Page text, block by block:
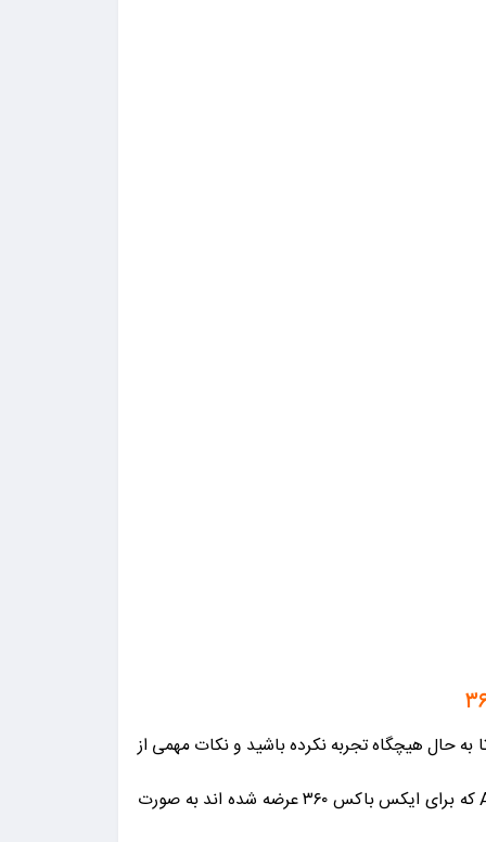
شد تا عناوین فرعی که شاید تا به حال هیچگاه تجربه نکرده باشید و نکات مهمی از
داستان اساسین کرید را برایتان فاش میکند را تجربه کنید . در این مجموعه همه عناوین عقیده حشاشین یا Assassins Creed که برای ایکس باکس ۳۶۰ عرضه شده اند به صورت